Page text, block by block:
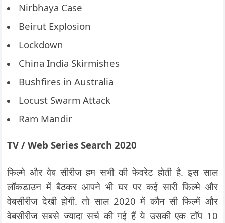
Nirbhaya Case
Beirut Explosion
Lockdown
China India Skirmishes
Bushfires in Australia
Locust Swarm Attack
Ram Mandir
TV / Web Series Search 2020
फिल्मे और वेब सीरीज हम सभी की फेवरेट होती है. इस साल
लॉकडाउन में बैठकर आपने भी घर पर कई सारी फिल्मे और
वेबसीरीज देखी होगी. तो साल 2020 में कौन सी फिल्में और
वेबसीरीज सबसे ज्यादा सर्च की गई हैं ये उसकी एक टॉप 10